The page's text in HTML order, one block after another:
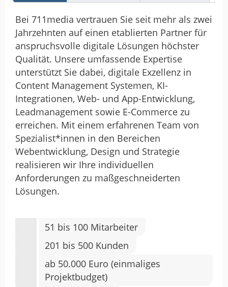
Bei 711media vertrauen Sie seit mehr als zwei
Jahrzehnten auf einen etablierten Partner für
anspruchsvolle digitale Lösungen höchster
Qualität. Unsere umfassende Expertise
unterstützt Sie dabei, digitale Exzellenz in
Content Management Systemen, KI-
Integrationen, Web- und App-Entwicklung,
Leadmanagement sowie E-Commerce zu
erreichen. Mit einem erfahrenen Team von
Spezialist*innen in den Bereichen
Webentwicklung, Design und Strategie
realisieren wir Ihre individuellen
Anforderungen zu maßgeschneiderten
Lösungen.
51 bis 100 Mitarbeiter
201 bis 500 Kunden
ab 50.000 Euro (einmaliges
Projektbudget)